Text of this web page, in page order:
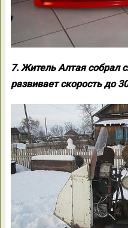
7. Житель Алтая собрал
развивает скорость до